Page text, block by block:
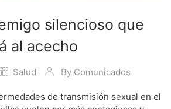
silencioso que
al acecho
Salud By Comunicados
de transmisión sexual en el